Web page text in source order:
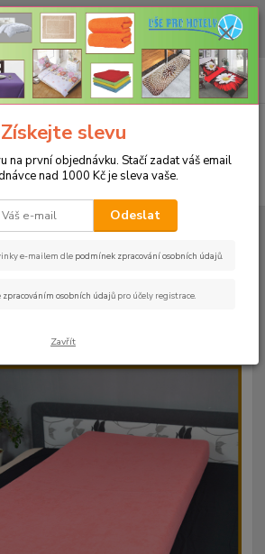
MNOŽSTVÍ NAŠICH PRODUKTŮ ZA LEPŠÍ
CENU? Klikněte ZDE
CZK 0ks
za0 Kč
Froté prostěradla s gumou - 190g/m2 - 45 barev
60x120cm -
Získejte slevu
na první objednávku. Stačí zadat váš email
nad 1000 Kč je sleva vaše.
Odeslat
e-mailem dle podmínek zpracování osobních údajů.
zpracováním osobních údajů pro účely registrace.
Zavřít